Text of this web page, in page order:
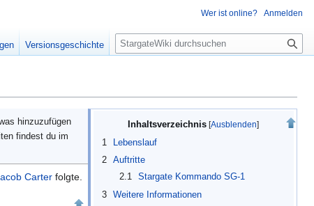
Inhaltsverzeichnis
1
Lebenslauf
2
Auftritte
2.1
Stargate Kommando SG-1
3
Weitere Informationen
hinzuzufügen
findest du im
Carter folgte.
Wer ist online? Anmelden
Versionsgeschichte
S
u
e